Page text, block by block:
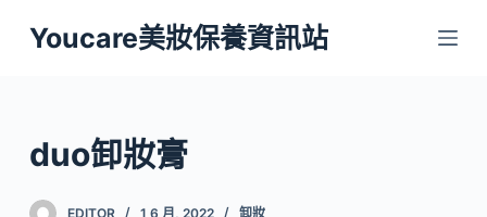
跳
至
容
Youcare美妝保養資訊站
duo卸妝膏
EDITOR 1 6 月, 2022 卸妝